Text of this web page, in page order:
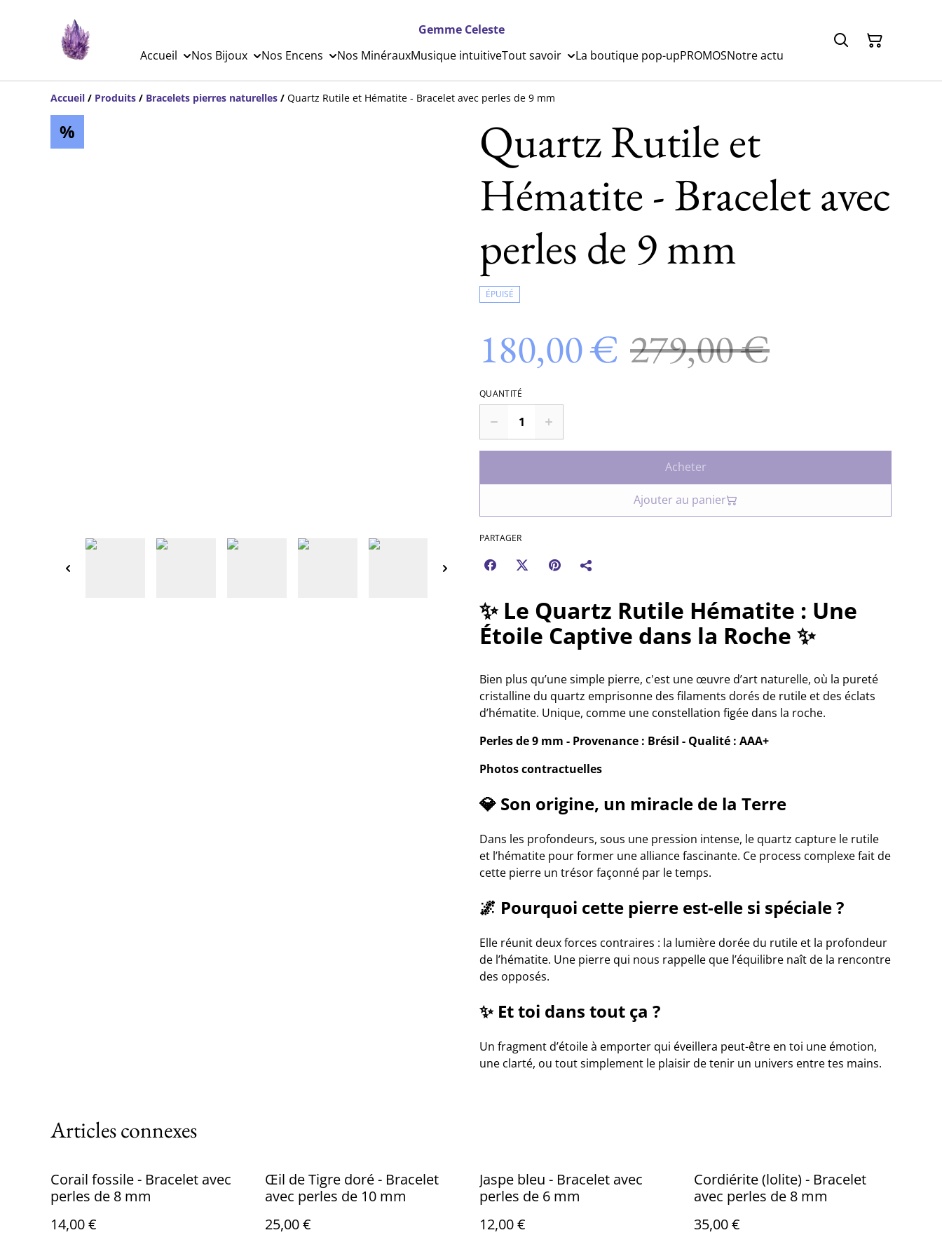
Gemme Celeste
Accueil
Nos Bijoux Nos Encens Nos MinérauxMusique intuitiveTout savoir La boutique pop-upPROMOSNotre actu
Accueil / Produits / Bracelets pierres naturelles / Quartz Rutile et Hématite - Bracelet avec perles de 9 mm
%
Quartz Rutile et
Hématite - Bracelet avec
perles de 9 mm
ÉPUISÉ
180,00 € 279,00 €
QUANTITÉ
Acheter
Ajouter au panier
PARTAGER
✨ Le Quartz Rutile Hématite : Une
Étoile Captive dans la Roche ✨
Bien plus qu’une simple pierre, c'est une œuvre d’art naturelle, où la pureté
cristalline du quartz emprisonne des filaments dorés de rutile et des éclats
d’hématite. Unique, comme une constellation figée dans la roche.
Perles de 9 mm - Provenance : Brésil - Qualité : AAA+
Photos contractuelles
💎 Son origine, un miracle de la Terre
Dans les profondeurs, sous une pression intense, le quartz capture le rutile
et l’hématite pour former une alliance fascinante. Ce process complexe fait de
cette pierre un trésor façonné par le temps.
🌌 Pourquoi cette pierre est-elle si spéciale ?
Elle réunit deux forces contraires : la lumière dorée du rutile et la profondeur
de l’hématite. Une pierre qui nous rappelle que l’équilibre naît de la rencontre
des opposés.
✨ Et toi dans tout ça ?
Un fragment d’étoile à emporter qui éveillera peut-être en toi une émotion,
une clarté, ou tout simplement le plaisir de tenir un univers entre tes mains.
Articles connexes
Corail fossile - Bracelet avec
perles de 8 mm
14,00 €
Œil de Tigre doré - Bracelet
avec perles de 10 mm
25,00 €
Jaspe bleu - Bracelet avec
perles de 6 mm
12,00 €
Cordiérite (lolite) - Bracelet
avec perles de 8 mm
35,00 €